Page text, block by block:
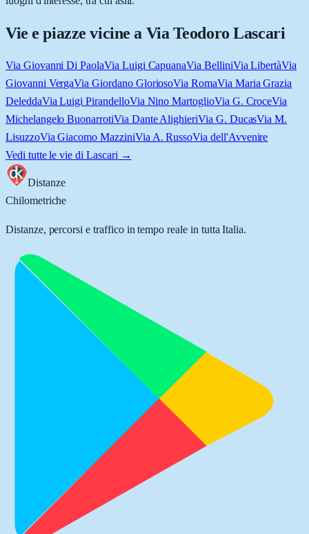
Vie e piazze vicine a Via Teodoro Lascari
Via Giovanni Di PaolaVia Luigi CapuanaVia BelliniVia LibertàVia
Giovanni VergaVia Giordano GloriosoVia RomaVia Maria Grazia
DeleddaVia Luigi PirandelloVia Nino MartoglioVia G. CroceVia
Michelangelo BuonarrotiVia Dante AlighieriVia G. DucasVia M.
LisuzzoVia Giacomo MazziniVia A. RussoVia dell'Avvenire
Vedi tutte le vie di Lascari →
Distanze
Chilometriche
Distanze, percorsi e traffico in tempo reale in tutta Italia.